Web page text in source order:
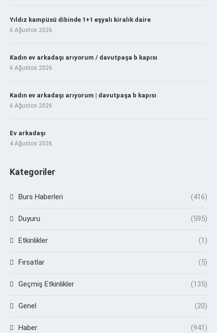
Yıldız kampüsü dibinde 1+1 eşyalı kiralık daire
6 Ağustos 2026
Kadın ev arkadaşı arıyorum / davutpaşa b kapısı
6 Ağustos 2026
Kadın ev arkadaşı arıyorum | davutpaşa b kapısı
6 Ağustos 2026
Ev arkadaşı
4 Ağustos 2026
Kategoriler
Burs Haberleri (416)
Duyuru (595)
Etkinlikler (1)
Fırsatlar (5)
Geçmiş Etkinlikler (135)
Genel (20)
Haber (941)